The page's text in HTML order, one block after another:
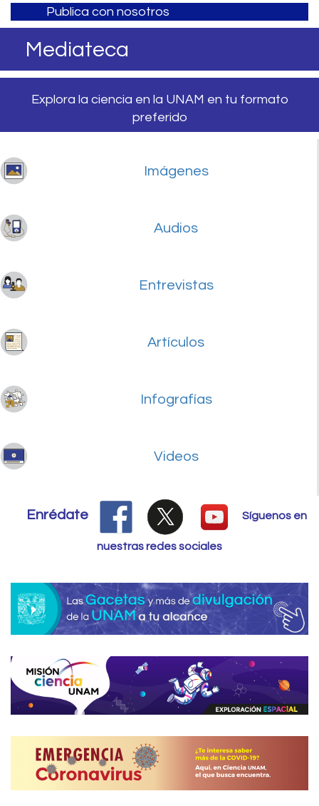
Publica con nosotros
Mediateca
Explora la ciencia en la UNAM en tu formato
preferido
Imágenes
Audios
Entrevistas
Artículos
Infografías
Videos
Enrédate Síguenos en
nuestras redes sociales